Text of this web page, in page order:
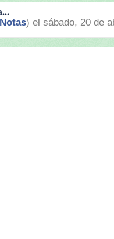
Notas) el sábado, 20 de